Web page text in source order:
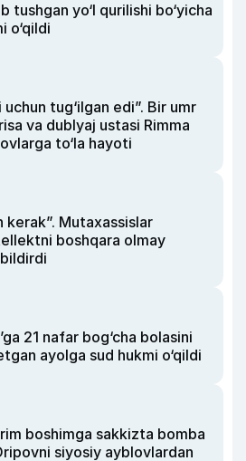
tushgan yo‘l qurilishi bo‘yicha
o‘qildi
tug‘ilgan edi”. Bir umr
va dublyaj ustasi Rimma
to‘la hayoti
kerak”. Mutaxassislar
boshqara olmay
21 nafar bog‘cha bolasini
ayolga sud hukmi o‘qildi
boshimga sakkizta bomba
siyosiy ayblovlardan